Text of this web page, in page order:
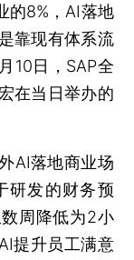
的8%，AI落地
靠现有体系流
10日，SAP全
在当日举办的
AI落地商业场
研发的财务预
周降低为2小
提升员工满意